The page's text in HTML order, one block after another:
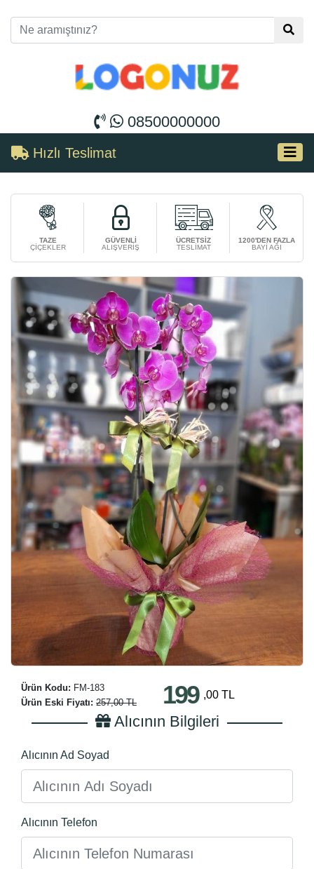
08500000000
Hızlı Teslimat
TAZE
ÇİÇEKLER
GÜVENLİ
ALIŞVERİŞ
ÜCRETSİZ
TESLİMAT
1200'DEN FAZLA
BAYİ AĞI
Ürün Kodu: FM-183
Ürün Eski Fiyatı: 257,00 TL 199 ,00 TL
Alıcının Bilgileri
Alıcının Ad Soyad
Alıcının Telefon